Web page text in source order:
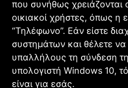
που συνήθως χρειάζονται
οικιακοί χρήστες, όπως η
“Τηλέφωνο”. Εάν είστε
συστημάτων και θέλετε
υπαλλήλους τη σύνδεση
υπολογιστή Windows 10,
είναι για εσάς.